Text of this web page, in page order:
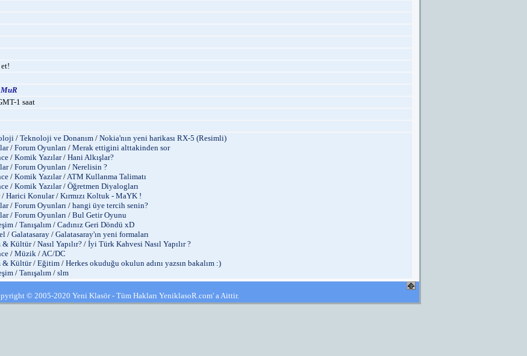
1 saat
/ Teknoloji ve Donanım / Nokia'nın yeni harikası RX-5 (Resimli)
/ Forum Oyunları / Merak ettigini alttakinden sor
/ Komik Yazılar/ Hani Alkışlar?
/ Forum Oyunları / Nerelisin ?
/ Komik Yazılar/ATM Kullanma Talimatı
/ Komik Yazılar/ Öğretmen Diyalogları
/ Harici Konular/ Kırmızı Koltuk - MaYK !
/ Forum Oyunları / hangi üye tercih senin?
/ Forum Oyunları / Bul Getir Oyunu
/ Tanışalım / Cadınız Geri Döndü xD
/ Galatasaray / Galatasaray'ın yeni formaları
& Kültür/ Nasıl Yapılır? / İyi Türk Kahvesi Nasıl Yapılır ?
/ Müzik /AC/DC
& Kültür/ Eğitim / Herkes okuduğu okulun adını yazsın bakalım :)
/ Tanışalım / slm
© 2005-2020 Yeni Klasör - Tüm Hakları YeniklasoR.com' a Aittir.